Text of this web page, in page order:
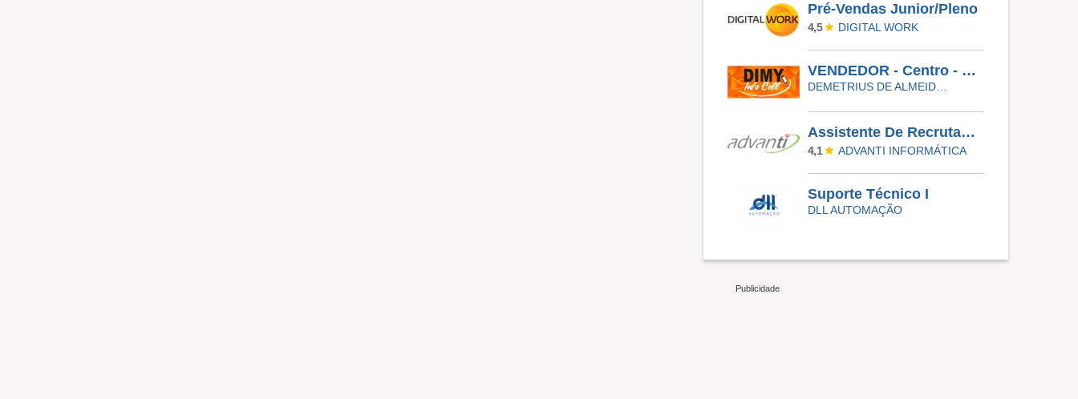
Pré-Vendas Junior/Pleno
4,5 DIGITAL WORK
VENDEDOR - Centro - Mogi-Guaçu
Assistente De Recrutamento E Seleção
4,1 ADVANTI INFORMÁTICA
Suporte Técnico I
DLL AUTOMAÇÃO